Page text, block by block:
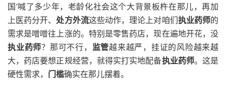
国’喊了多少年，老龄化社会这个大背景板杵在那儿，再加
上医药分开、处方外流这些动作，理论上对咱们执业药师的
需求是噌噌往上涨的。特别是零售药店，现在遍地开花，没
执业药师？那可不行， 监管越来越严，挂证的风险越来越
大，药店要想正规经营，就得实打实地配备执业药师。这是
硬性需求， 门槛确实在那儿摆着。